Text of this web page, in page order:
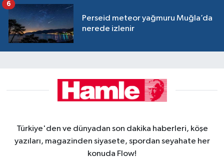
Perseid meteor yağmuru Muğla’da
nerede izlenir
6
Türkiye'den ve dünyadan son dakika haberleri, köşe
yazıları, magazinden siyasete, spordan seyahate her
konuda Flow!